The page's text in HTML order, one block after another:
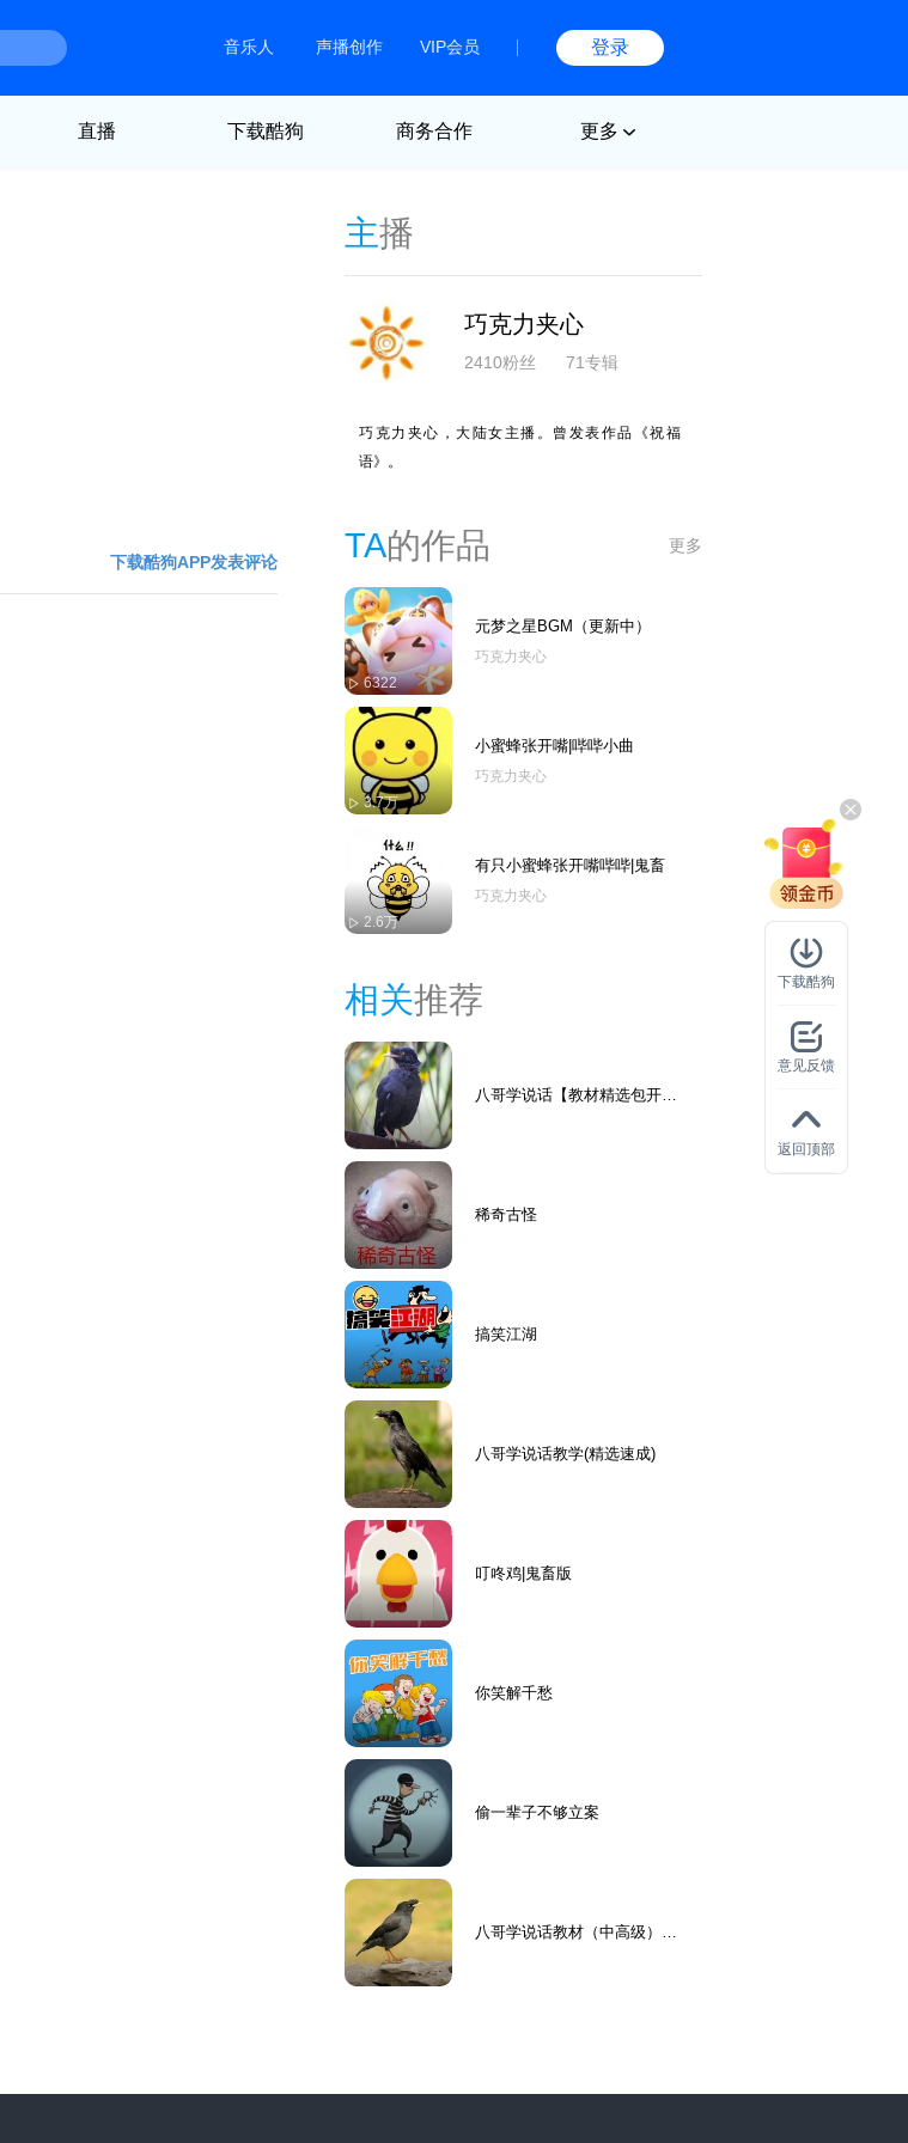
音乐人 声播创作 VIP会员 登录
直播 下载酷狗 商务合作 更多
下载酷狗APP发表评论
主播
巧克力夹心
2410粉丝 71专辑
巧克力夹心，大陆女主播。曾发表作品《祝福
语》。
TA的作品 更多
6322
元梦之星BGM（更新中）
巧克力夹心
3.7万
小蜜蜂张开嘴|哔哔小曲
巧克力夹心
2.6万
有只小蜜蜂张开嘴哔哔|鬼畜
巧克力夹心
相关推荐
八哥学说话【教材精选包开
稀奇古怪
搞笑江湖
八哥学说话教学(精选速成)
叮咚鸡|鬼畜版
你笑解千愁
偷一辈子不够立案
八哥学说话教材（中高级）精
下载酷狗
意见反馈
返回顶部